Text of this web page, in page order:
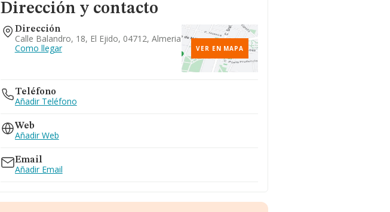
Dirección y contacto
Dirección
Calle Balandro, 18, El Ejido, 04712, Almeria
Como llegar
VER EN MAPA
Teléfono
Añadir Teléfono
Web
Añadir Web
Email
Añadir Email